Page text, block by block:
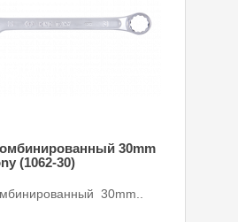
30mm
(1062-30)
30mm..